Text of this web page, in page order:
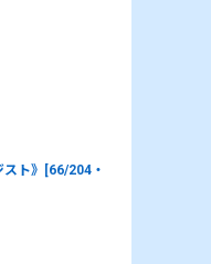
スト》[66/204・